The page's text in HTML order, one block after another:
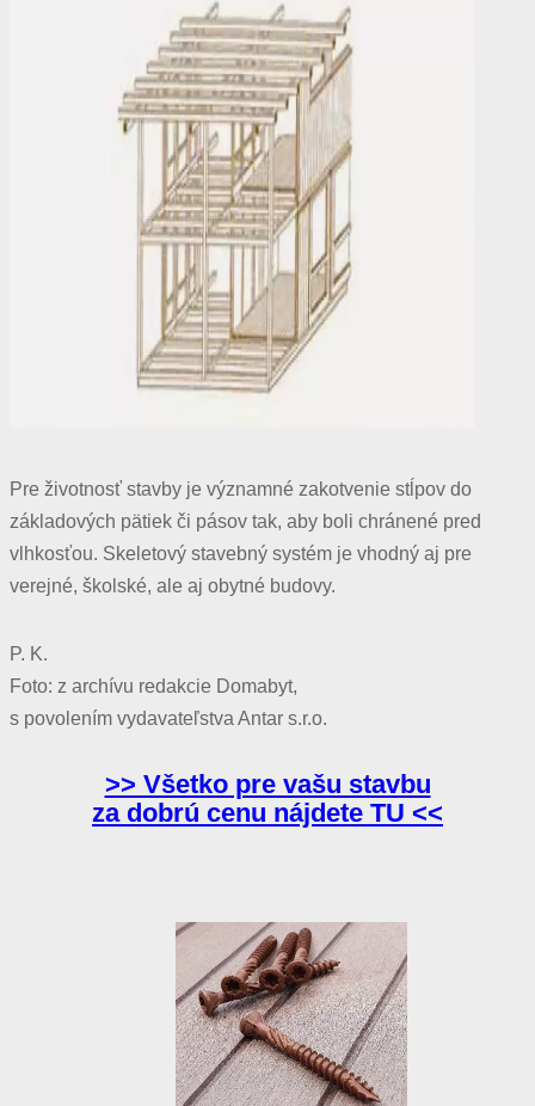
Pre životnosť stavby je významné zakotvenie stĺpov do
základových pätiek či pásov tak, aby boli chránené pred
vlhkosťou. Skeletový stavebný systém je vhodný aj pre
verejné, školské, ale aj obytné budovy.
P. K.
Foto: z archívu redakcie Domabyt,
s povolením vydavateľstva Antar s.r.o.
>> Všetko pre vašu stavbu
za dobrú cenu nájdete TU <<